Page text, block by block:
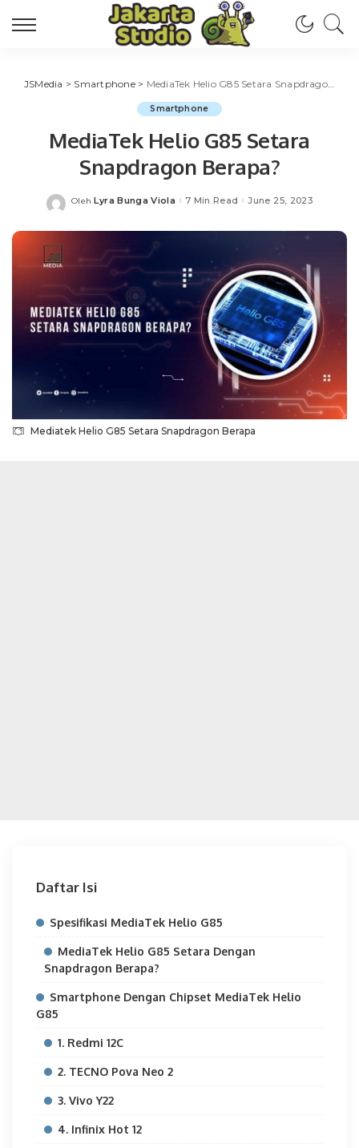
JSMedia > Smartphone> MediaTek Helio G85 Setara Snapdragon Berapa?
Smartphone
MediaTek Helio G85 Setara
Snapdragon Berapa?
Posted
Oleh Lyra Bunga Viola 7 Min Read June 25, 2023
Mediatek Helio G85 Setara Snapdragon Berapa
Daftar Isi
Spesifikasi MediaTek Helio G85
MediaTek Helio G85 Setara Dengan
Snapdragon Berapa?
Smartphone Dengan Chipset MediaTek Helio
G85
1. Redmi 12C
2. TECNO Pova Neo 2
3. Vivo Y22
4. Infinix Hot 12